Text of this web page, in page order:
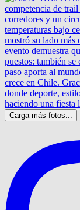
Carga más fotos...